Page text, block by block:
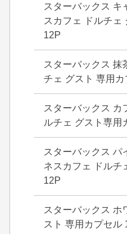
スターバックス キ
スカフェ ドルチェ
12P
スターバックス 抹
チェ グスト 専用
スターバックス カ
ルチェ グスト専用
スターバックス パ
ネスカフェ ドルチ
12P
スターバックス ホ
スト 専用カプセル